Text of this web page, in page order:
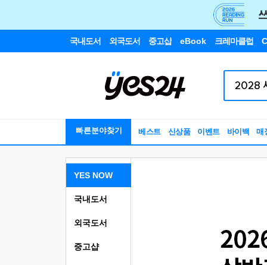
국내도서 외국도서 중고샵 eBook 크레마클럽
빠른분야찾기 베스트 신상품 이벤트 바이백 매
YES NOW
국내도서
외국도서
중고샵